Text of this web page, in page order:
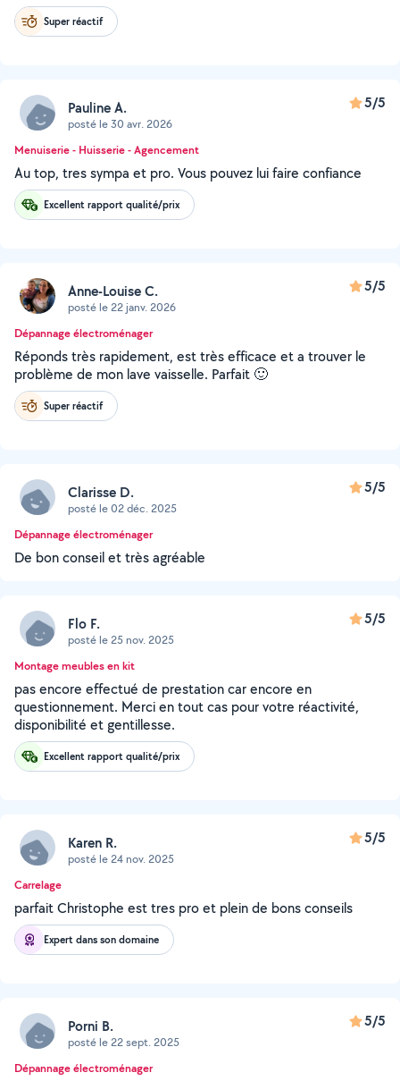
Super réactif
Pauline A.
posté le 30 avr. 2026
5/5
Menuiserie - Huisserie - Agencement
Au top, tres sympa et pro. Vous pouvez lui faire confiance
Excellent rapport qualité/prix
Anne-Louise C.
posté le 22 janv. 2026
5/5
Dépannage électroménager
Réponds très rapidement, est très efficace et a trouver le
problème de mon lave vaisselle. Parfait 🙂
Super réactif
Clarisse D.
posté le 02 déc. 2025
5/5
Dépannage électroménager
De bon conseil et très agréable
Flo F.
posté le 25 nov. 2025
5/5
Montage meubles en kit
pas encore effectué de prestation car encore en
questionnement. Merci en tout cas pour votre réactivité,
disponibilité et gentillesse.
Excellent rapport qualité/prix
Karen R.
posté le 24 nov. 2025
5/5
Carrelage
parfait Christophe est tres pro et plein de bons conseils
Expert dans son domaine
Porni B.
posté le 22 sept. 2025
5/5
Dépannage électroménager